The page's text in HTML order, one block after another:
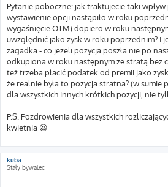
Pytanie poboczne: jak traktujecie taki
wystawienie opcji nastąpiło w roku
wygaśnięcie OTM) dopiero w roku
uwzględnić jako zysk w roku poprzednim? I
zagadka - co jeżeli pozycja poszła nie po
odkupiona w roku następnym ze stratą bez
też trzeba płacić podatek od premii jako
że realnie była to pozycja stratna? (w sumie
dla wszystkich innych krótkich pozycji, nie
P.S. Pozdrowienia dla wszystkich
kwietnia 😆
kuba
Stały bywalec